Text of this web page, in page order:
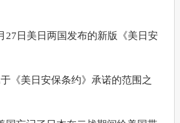
日美日两国发布的新版《美日安
美日安保条约》承诺的范围之